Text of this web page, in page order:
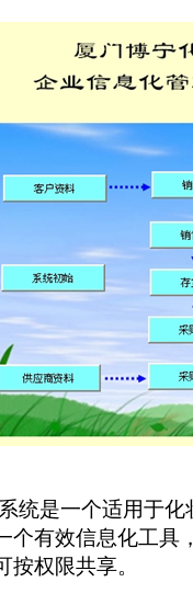
统是一个适用于
个有效信息化工具
按权限共享。